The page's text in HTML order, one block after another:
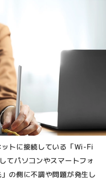
トに接続している「Wi-Fi
てパソコンやスマートフォ
の側に不調や問題が発生し